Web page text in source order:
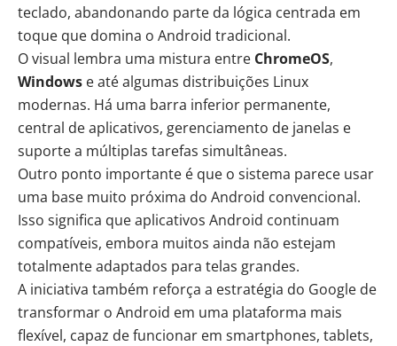
teclado, abandonando parte da lógica centrada em
toque que domina o Android tradicional.
O visual lembra uma mistura entre ChromeOS,
Windows e até algumas distribuições Linux
modernas. Há uma barra inferior permanente,
central de aplicativos, gerenciamento de janelas e
suporte a múltiplas tarefas simultâneas.
Outro ponto importante é que o sistema parece usar
uma base muito próxima do Android convencional.
Isso significa que aplicativos Android continuam
compatíveis, embora muitos ainda não estejam
totalmente adaptados para telas grandes.
A iniciativa também reforça a estratégia do Google de
transformar o Android em uma plataforma mais
flexível, capaz de funcionar em smartphones, tablets,